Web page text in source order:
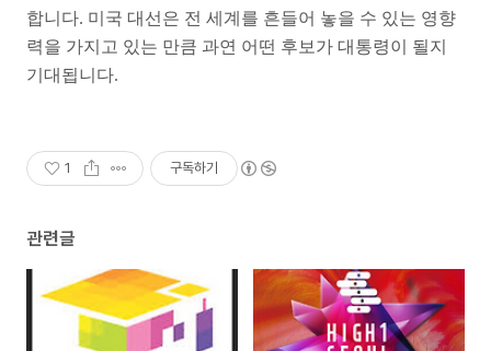
합니다. 미국 대선은 전 세계를 흔들어 놓을 수 있는 영향
력을 가지고 있는 만큼 과연 어떤 후보가 대통령이 될지
기대됩니다.
1 구독하기
관련글